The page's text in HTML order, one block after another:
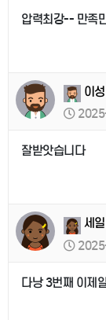
압력최강-- 만족
이
잘받앗습니다
세
다낭 3번째 이제